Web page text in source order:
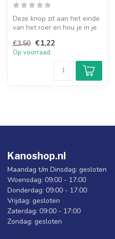
Deze knop zit aan het einde
van het roer en hou je in je
€3,50 €1,22
Op voorraad
Kanoshop.nl
Maandag t/m Dinsdag: gesloten
Woensdag: 09:00 - 17:00
Donderdag: 09:00 - 17:00
Vrijdag: gesloten
Zaterdag: 09:00 - 17:00
Zondag: gesloten